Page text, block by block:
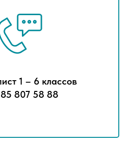
1 – 6 классов
807 58 88